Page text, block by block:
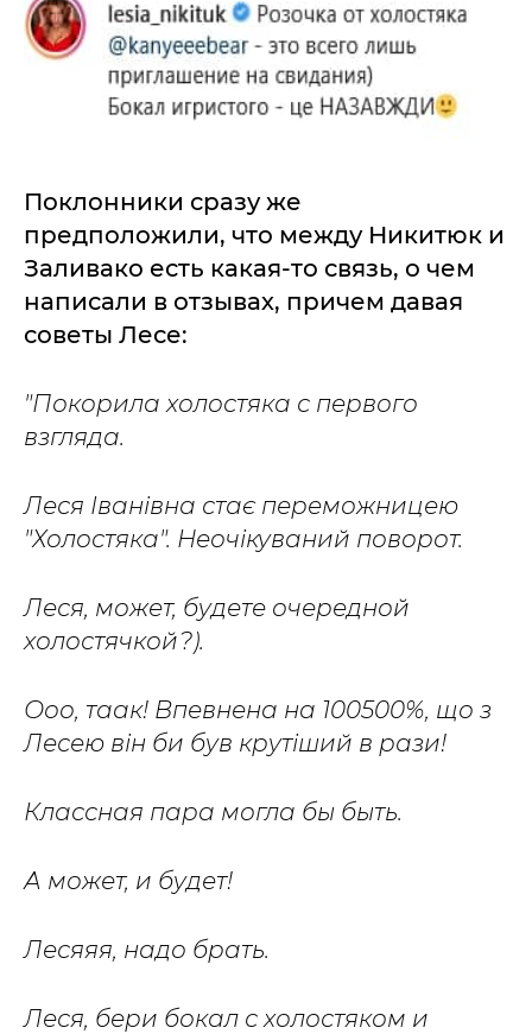
Поклонники сразу же
предположили, что между Никитюк и
Заливако есть какая-то связь, о чем
написали в отзывах, причем давая
советы Лесе:
"Покорила холостяка с первого
взгляда.
Леся Іванівна стає переможницею
"Холостяка". Неочікуваний поворот.
Леся, может, будете очередной
холостячкой?).
Ооо, таак! Впевнена на 100500%, що з
Лесею він би був крутіший в рази!
Классная пара могла бы быть.
А может, и будет!
Лесяяя, надо брать.
Леся, бери бокал с холостяком и